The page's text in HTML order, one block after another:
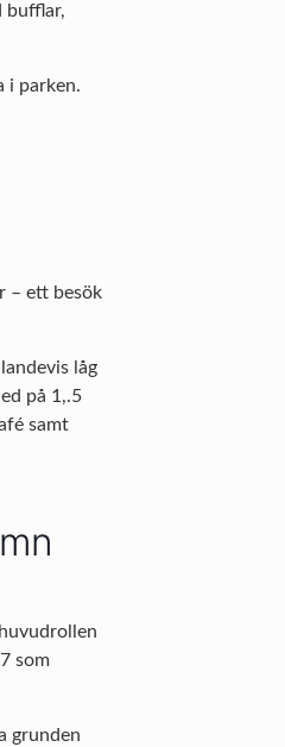
bufflar,
i parken.
– ett besök
låg
på 1,.5
samt
som
grunden